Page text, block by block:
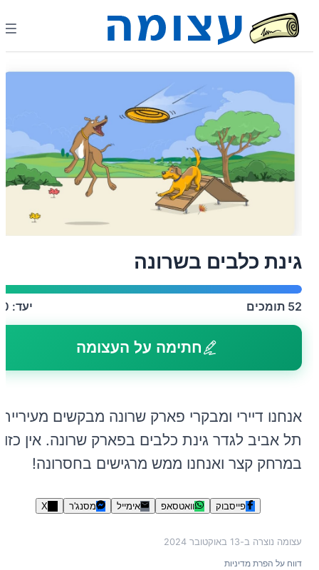
גינת כלבים בשרונה
52 תומכים יעד:
חתימה על העצומה
אנחנו דיירי ומבקרי פארק שרונה מבקשים מעיריית
תל אביב לגדר גינת כלבים בפארק שרונה. אין כזו
במרחק קצר ואנחנו ממש מרגישים בחסרונה!
פייסבוק וואטסאפ אימייל מסנג'ר X
עצומה נוצרה ב-13 באוקטובר 2024
דווח על הפרת מדיניות